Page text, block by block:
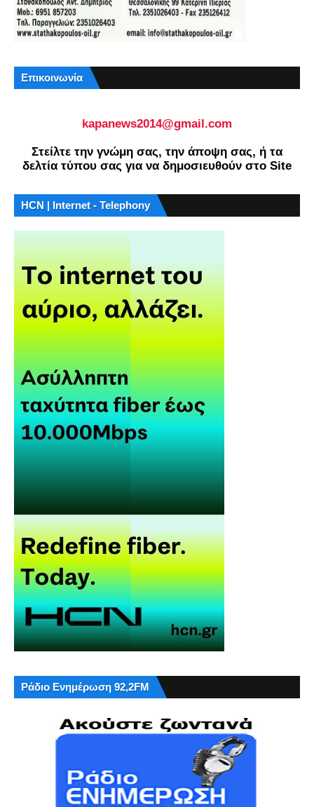
Επικοινωνία
kapanews2014@gmail.com
Στείλτε την γνώμη σας, την άποψη σας, ή τα
δελτία τύπου σας για να δημοσιευθούν στο Site
HCN | Internet - Telephony
Ράδιο Ενημέρωση 92,2FM